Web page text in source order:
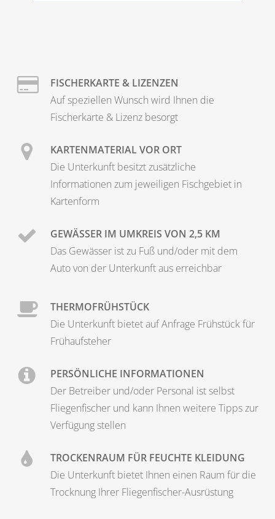
FISCHERKARTE & LIZENZEN
Auf speziellen Wunsch wird Ihnen die
Fischerkarte & Lizenz besorgt
KARTENMATERIAL VOR ORT
Die Unterkunft besitzt zusätzliche
Informationen zum jeweiligen Fischgebiet in
Kartenform
GEWÄSSER IM UMKREIS VON 2,5 KM
Das Gewässer ist zu Fuß und/oder mit dem
Auto von der Unterkunft aus erreichbar
THERMOFRÜHSTÜCK
Die Unterkunft bietet auf Anfrage Frühstück für
Frühaufsteher
PERSÖNLICHE INFORMATIONEN
Der Betreiber und/oder Personal ist selbst
Fliegenfischer und kann Ihnen weitere Tipps zur
Verfügung stellen
TROCKENRAUM FÜR FEUCHTE KLEIDUNG
Die Unterkunft bietet Ihnen einen Raum für die
Trocknung Ihrer Fliegenfischer-Ausrüstung